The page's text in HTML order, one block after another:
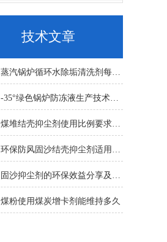
技术文章
蒸汽锅炉循环水除垢清洗剂每吨水用量
-35°绿色锅炉防冻液生产技术要求
煤堆结壳抑尘剂使用比例要求1:100倍
环保防风固沙结壳抑尘剂适用要求
固沙抑尘剂的环保效益分享及其应用考虑因素介绍
煤粉使用煤炭增卡剂能维持多久